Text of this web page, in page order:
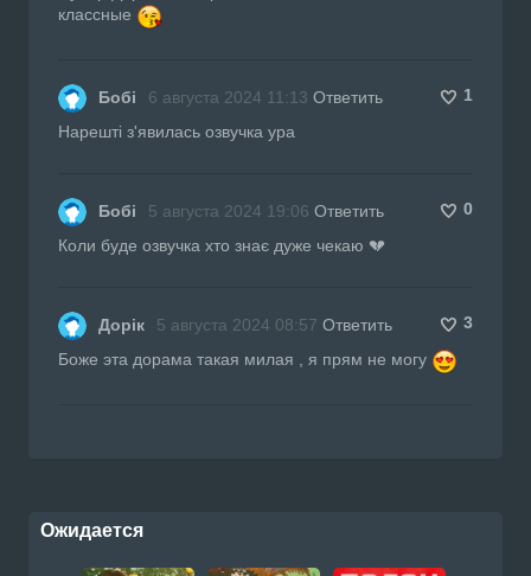
классные
Бобі 6 августа 2024 11:13 Ответить
1
Нарешті з'явилась озвучка ура
Бобі 5 августа 2024 19:06 Ответить
0
Коли буде озвучка хто знає дуже чекаю 💔
Дорік 5 августа 2024 08:57 Ответить
3
Боже эта дорама такая милая , я прям не могу
Ожидается